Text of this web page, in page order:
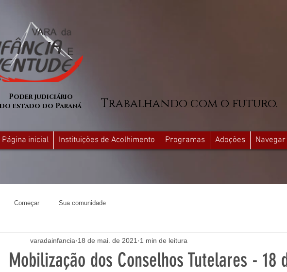
Poder judiciário
do estado do Paraná
Trabalhando com o futuro.
Página inicial Instituições de Acolhimento Programas Adoções Navegar
Começar Sua comunidade
Mobilização dos Conselhos Tutelares - 18
varadainfancia 18 de mai. de 2021 1 min de leitura